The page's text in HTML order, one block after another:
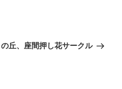
丘、座間押し花サークル